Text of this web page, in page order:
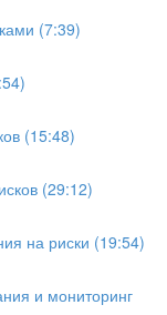
(7:39)
(15:48)
(29:12)
на риски (19:54)
и мониторинг